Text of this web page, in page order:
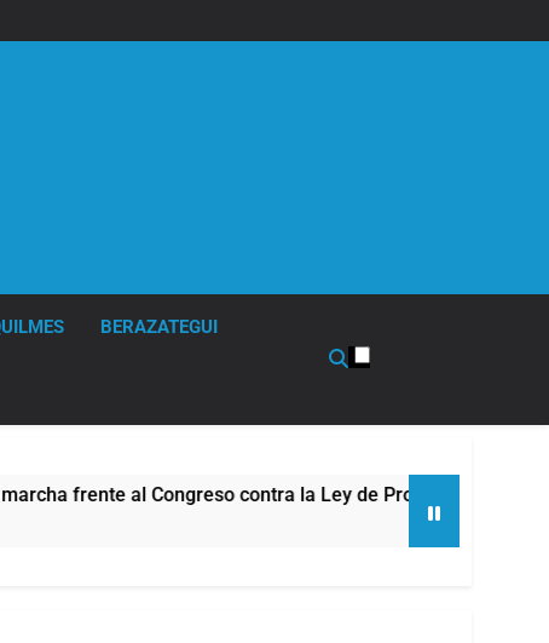
BERAZATEGUI
al Congreso contra la Ley de Propiedad Privada